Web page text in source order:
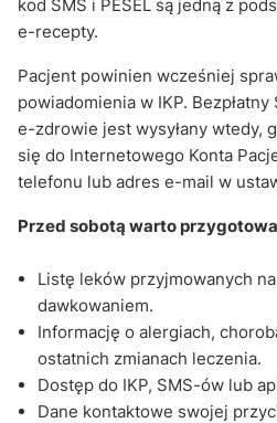
kod SMS i PESEL są jedną z
e-recepty.
Pacjent powinien wcześniej
powiadomienia w IKP.
e-zdrowie jest wysyłany wtedy,
się do Internetowego Konta
telefonu lub adres e-mail w
Przed sobotą warto
Listę leków przyjmowanych
dawkowaniem.
Informację o alergiach,
ostatnich zmianach leczenia.
Dostęp do IKP, SMS-ów lub
Dane kontaktowe swojej